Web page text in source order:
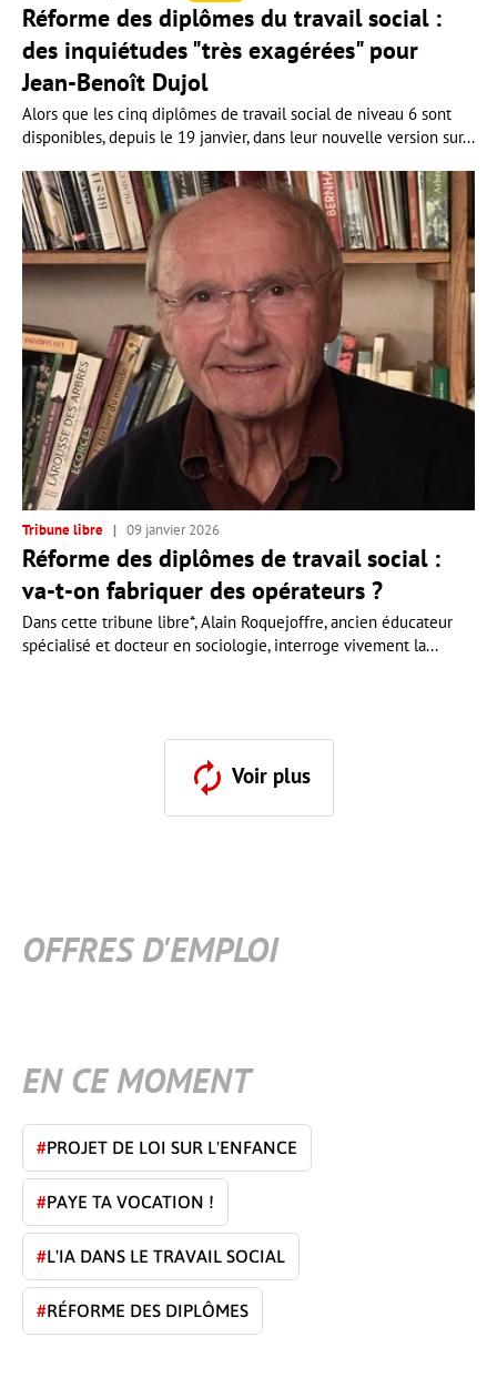
Réforme des diplômes du travail social :
des inquiétudes "très exagérées" pour
Jean-Benoît Dujol
Alors que les cinq diplômes de travail social de niveau 6 sont
disponibles, depuis le 19 janvier, dans leur nouvelle version sur...
Tribune libre 09 janvier 2026
Réforme des diplômes de travail social :
va-t-on fabriquer des opérateurs ?
Dans cette tribune libre*, Alain Roquejoffre, ancien éducateur
spécialisé et docteur en sociologie, interroge vivement la...
Voir plus
OFFRES D'EMPLOI
EN CE MOMENT
#PROJET DE LOI SUR L'ENFANCE
#PAYE TA VOCATION !
#L'IA DANS LE TRAVAIL SOCIAL
#RÉFORME DES DIPLÔMES